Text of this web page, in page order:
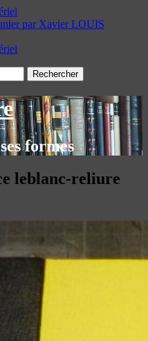
par Xavier LOUIS
formes
leblanc-reliure